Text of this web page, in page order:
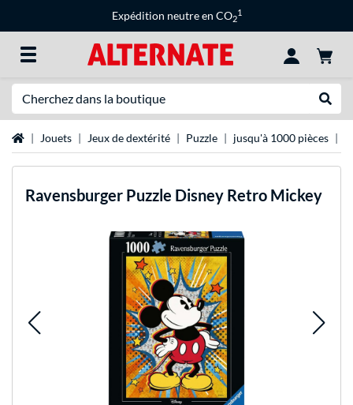
Expédition neutre en CO2
1
Page d'accueil
Jouets Jeux de dextérité Puzzle jusqu'à 1000 pièces
Ravensburger Puzzle Disney Retro Mickey